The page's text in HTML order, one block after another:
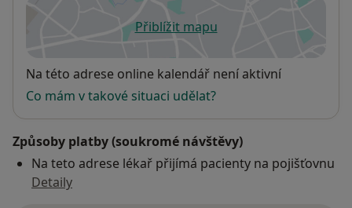
Přiblížit mapuse otevře v nové záložce
Dostupnost
Na této adrese online kalendář není aktivní
Co mám v takové situaci udělat?
Způsoby platby (soukromé návštěvy)
Na teto adrese lékař přijímá pacienty na pojišťovnu
Detaily